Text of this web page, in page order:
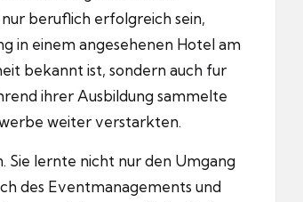
beruflich erfolgreich sein,
in einem angesehenen Hotel am
bekannt ist, sondern auch fur
ihrer Ausbildung sammelte
weiter verstarkten.
Sie lernte nicht nur den Umgang
des Eventmanagements und